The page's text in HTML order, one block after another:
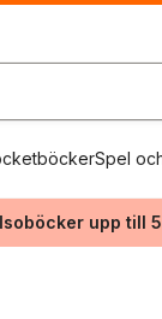
Spel
upp till